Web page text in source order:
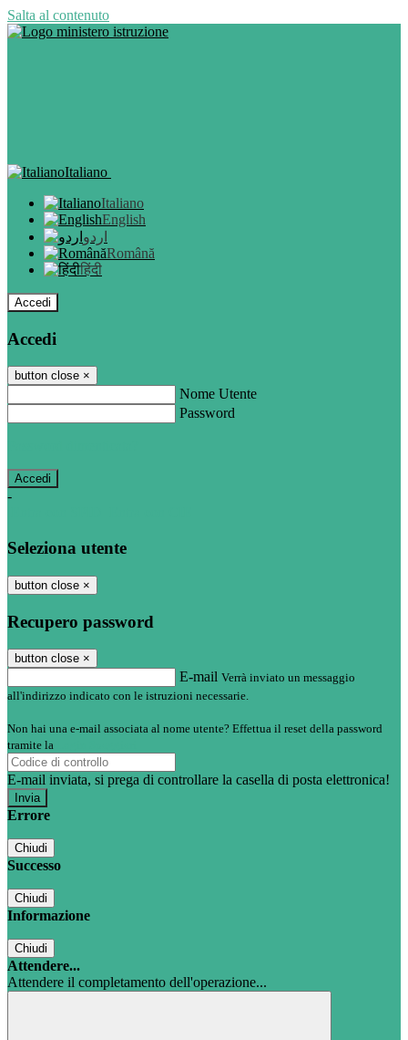
Salta al contenuto
Italiano
Italiano
English
اردو
Română
हिंदी
Accedi
Accedi
button close ×
Nome Utente
Password
-
Seleziona utente
button close ×
Recupero password
button close ×
E-mail Verrà inviato un messaggio
all'indirizzo indicato con le istruzioni necessarie.
Non hai una e-mail associata al nome utente? Effettua il reset della password
tramite la
E-mail inviata, si prega di controllare la casella di posta elettronica!
Errore
Chiudi
Successo
Chiudi
Informazione
Chiudi
Attendere...
Attendere il completamento dell'operazione...